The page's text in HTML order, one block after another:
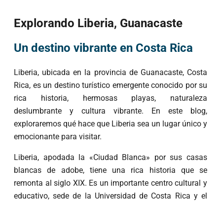
Explorando Liberia, Guanacaste
Un destino vibrante en Costa Rica
Liberia, ubicada en la provincia de Guanacaste, Costa
Rica, es un destino turístico emergente conocido por su
rica historia, hermosas playas, naturaleza
deslumbrante y cultura vibrante. En este blog,
exploraremos qué hace que Liberia sea un lugar único y
emocionante para visitar.
Liberia, apodada la «Ciudad Blanca» por sus casas
blancas de adobe, tiene una rica historia que se
remonta al siglo XIX. Es un importante centro cultural y
educativo, sede de la Universidad de Costa Rica y el